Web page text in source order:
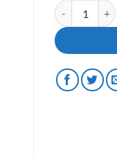
quantité de